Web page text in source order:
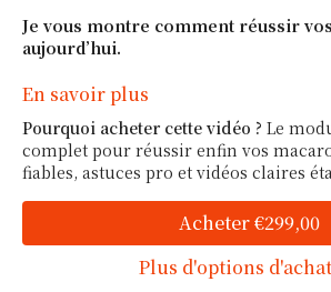
Je vous montre comment réussir
aujourd’hui.
Même si vous partez de zéro, vous
les maîtriser, à la française comme à
Pendant 10 ans, j’ai aidé des centaines
enfin leurs macarons.
Et tous me disaient la même chose : «
expliqué aussi clairement. »
Alors j’ai conçu ce module pour vous
En savoir plus
Pourquoi acheter cette vidéo ? Le
complet pour réussir enfin vos
fiables, astuces pro et vidéos claires
Acheter €299,00
Plus d'options d'achat